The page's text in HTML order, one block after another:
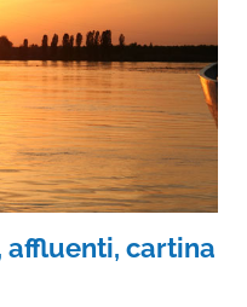
affluenti, cartina